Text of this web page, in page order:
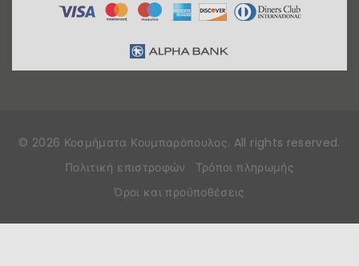
© 2026 Κοσμήματα Κουμπαρόπουλος. All rights reserved.
Πολιτική επιστροφών
Τρόποι πληρωμής
Όροι και προϋποθέσεις